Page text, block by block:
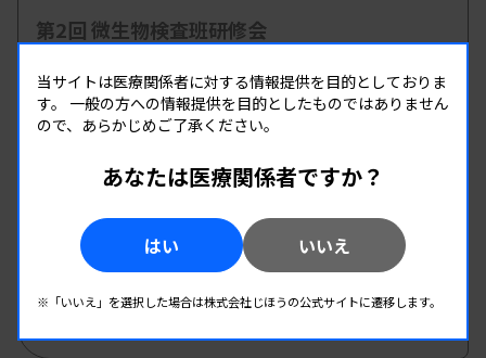
第2回 微生物検査班研修会
開催場所 : 和歌山県 | WEB
微生物
08.22 08.22
2026年度第1回北信支部学習会
長野県臨床検査技師会
開催場所 : 長野県
当サイトは医療関係者に対する情報提供を目的としておりま
す。 一般の方への情報提供を目的としたものではありません
ので、あらかじめご了承ください。
あなたは医療関係者ですか？
はい いいえ
※「いいえ」を選択した場合は株式会社じほうの公式サイトに遷移します。